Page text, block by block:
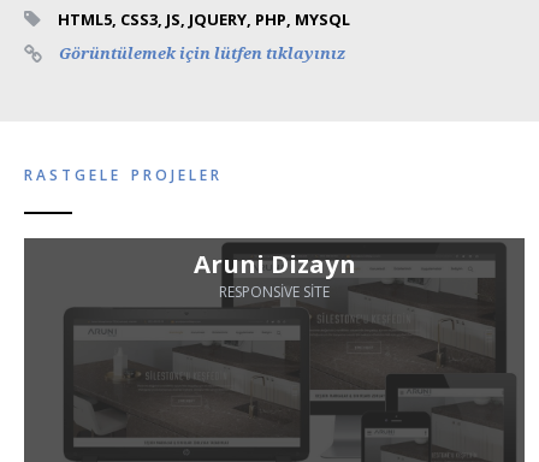
HTML5, CSS3, JS, JQUERY, PHP, MYSQL
Görüntülemek için lütfen tıklayınız
RASTGELE PROJELER
Aruni Dizayn
RESPONSIVE SITE